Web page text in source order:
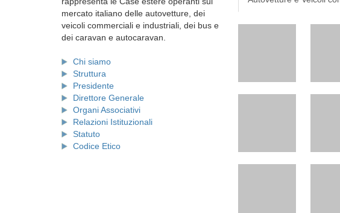
mercato italiano delle autovetture, dei
veicoli commerciali e industriali, dei bus e
dei caravan e autocaravan.
Chi siamo
Struttura
Presidente
Direttore Generale
Organi Associativi
Relazioni Istituzionali
Statuto
Codice Etico